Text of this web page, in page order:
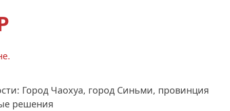
Город Чаохуа, город Синьми, провинция
решения